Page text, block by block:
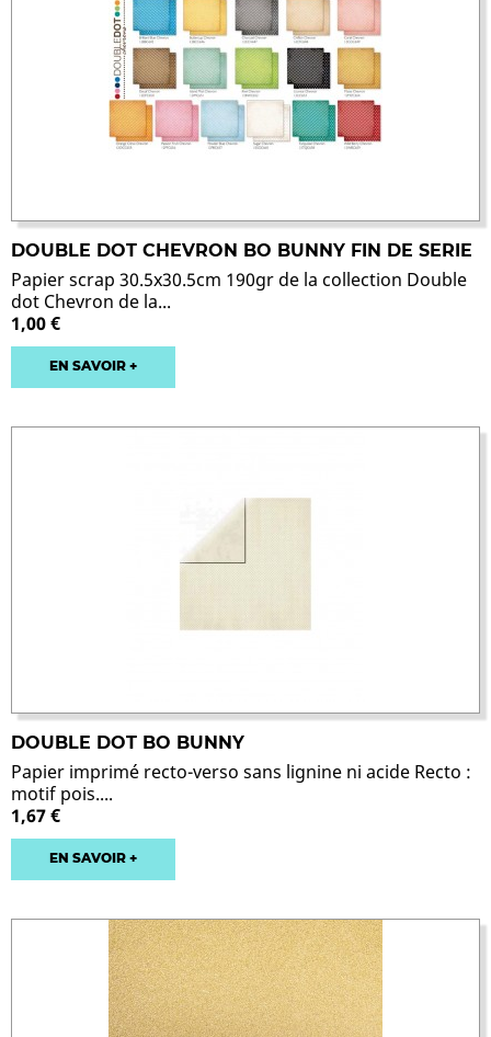
DOUBLE DOT CHEVRON BO BUNNY FIN DE SERIE
Papier scrap 30.5x30.5cm 190gr de la collection Double
dot Chevron de la...
1,00 €
EN SAVOIR +
DOUBLE DOT BO BUNNY
Papier imprimé recto-verso sans lignine ni acide Recto :
motif pois....
1,67 €
EN SAVOIR +